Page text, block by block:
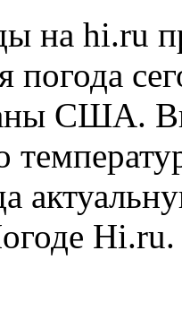
на hi.ru
погода
США.
Hi.ru.